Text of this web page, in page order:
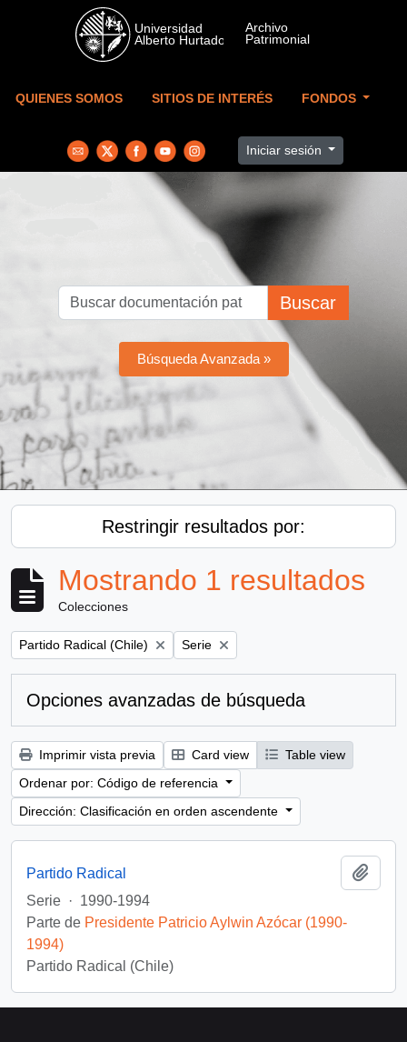
Skip to main content
QUIENES SOMOS SITIOS DE INTERÉS FONDOS
Iniciar sesión
Buscar
Búsqueda Avanzada »
Restringir resultados por:
Mostrando 1 resultados
Colecciones
Remove filter:
Partido Radical (Chile) Remove filter:
Serie
Opciones avanzadas de búsqueda
Imprimir vista previa Card view
Table view
Ordenar por: Código de referencia
Dirección: Clasificación en orden ascendente
Partido Radical
Serie · 1990-1994
Parte de Presidente Patricio Aylwin Azócar (1990-
1994)
Partido Radical (Chile)